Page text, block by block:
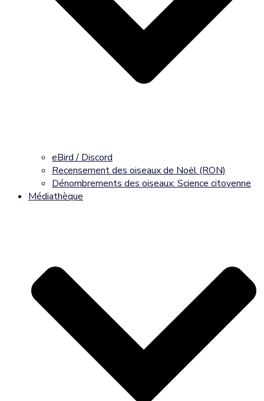
eBird / Discord
Recensement des oiseaux de Noël (RON)
Dénombrements des oiseaux: Science citoyenne
Médiathèque